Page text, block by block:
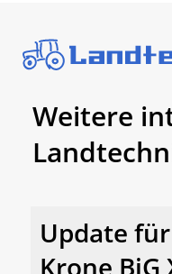
Weitere
Update
Krone BiG